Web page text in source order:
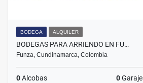
BODEGA ALQUILER
BODEGAS PARA ARRIENDO EN FU…
Funza, Cundinamarca, Colombia
0Alcobas 0Garaje